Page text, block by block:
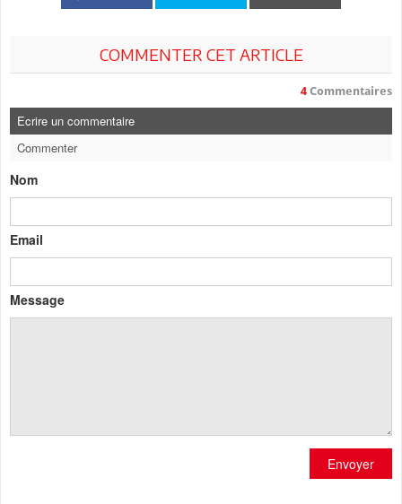
COMMENTER CET ARTICLE
4 Commentaires
Ecrire un commentaire
Commenter
Nom
Email
Message
Envoyer